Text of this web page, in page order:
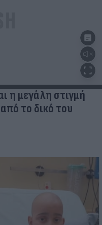
η μεγάλη στιγμή
το δικό του